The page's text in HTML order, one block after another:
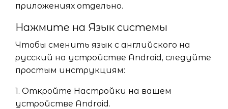
приложениях отдельно.
Нажмите на Язык системы
Чтобы сменить язык с английского на
русский на устройстве Android, следуйте
простым инструкциям:
1. Откройте Настройки на вашем
устройстве Android.